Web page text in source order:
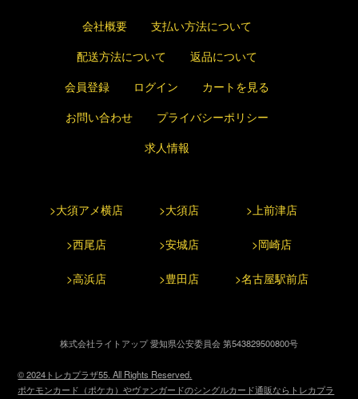
会社概要
支払い方法について
配送方法について
返品について
会員登録
ログイン
カートを見る
お問い合わせ
プライバシーポリシー
求人情報
>大須アメ横店 >大須店 >上前津店
>西尾店 >安城店 >岡崎店
>高浜店 >豊田店 >名古屋駅前店
株式会社ライトアップ 愛知県公安委員会 第543829500800号
© 2024トレカプラザ55. All Rights Reserved.
ポケモンカード（ポケカ）やヴァンガードのシングルカード通販ならトレカプラ